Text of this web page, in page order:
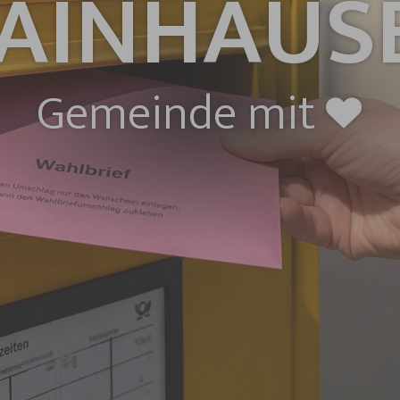
Gemeinde mit